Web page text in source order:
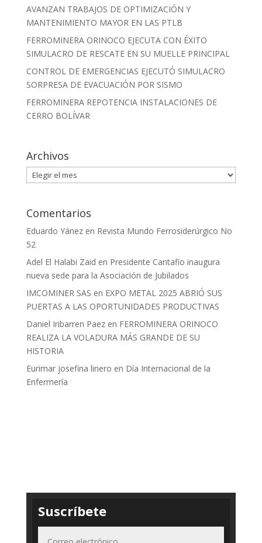
AVANZAN TRABAJOS DE OPTIMIZACIÓN Y
MANTENIMIENTO MAYOR EN LAS PTLB
FERROMINERA ORINOCO EJECUTA CON ÉXITO
SIMULACRO DE RESCATE EN SU MUELLE PRINCIPAL
CONTROL DE EMERGENCIAS EJECUTÓ SIMULACRO
SORPRESA DE EVACUACIÓN POR SISMO
FERROMINERA REPOTENCIA INSTALACIONES DE
CERRO BOLÍVAR
Archivos
Archivos
Comentarios
Eduardo Yánezen Revista Mundo Ferrosiderúrgico No
52
Adel El Halabi Zaid en Presidente Cantafio inaugura
nueva sede para la Asociación de Jubilados
IMCOMINER SAS en EXPO METAL 2025 ABRIÓ SUS
PUERTAS A LAS OPORTUNIDADES PRODUCTIVAS
Daniel Iribarren Paezen FERROMINERA ORINOCO
REALIZA LA VOLADURA MÁS GRANDE DE SU
HISTORIA
Eurimar josefina linero en Día Internacional de la
Enfermería
Suscríbete